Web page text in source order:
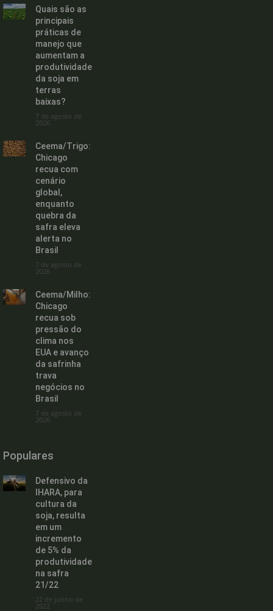
Quais são as
principais
práticas de
manejo que
aumentam a
produtividade
da soja em
terras
baixas?
7 de agosto de
2026
Ceema/Trigo:
Chicago
recua com
cenário
global,
enquanto
quebra da
safra eleva
alerta no
Brasil
7 de agosto de
2026
Ceema/Milho:
Chicago
recua sob
pressão do
clima nos
EUA e avanço
da safrinha
trava
negócios no
Brasil
7 de agosto de
2026
Populares
Defensivo da
IHARA, para
cultura da
soja, resulta
em um
incremento
de 5% da
produtividade
na safra
21/22
22 de junho de
2022